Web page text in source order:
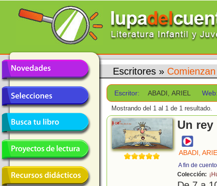
Escritores »
Escritor: ABADI, ARIEL
Mostrando del 1 al 1 de 1 resultado.
Un
ABADI,
A fin de
Colección: